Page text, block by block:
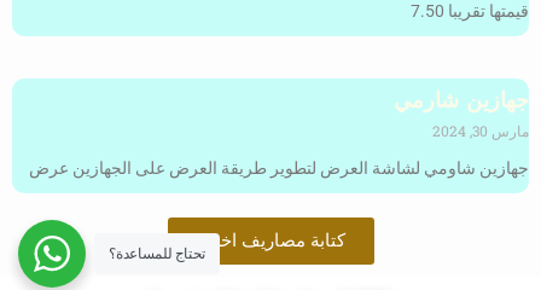
قيمتها تقريبا 7.50
جهازين شارمي
مارس 30, 2024
جهازين شاومي لشاشة العرض لتطوير طريقة العرض على الجهازين عرض
كتابة مصاريف اخرى
تحتاج للمساعدة؟